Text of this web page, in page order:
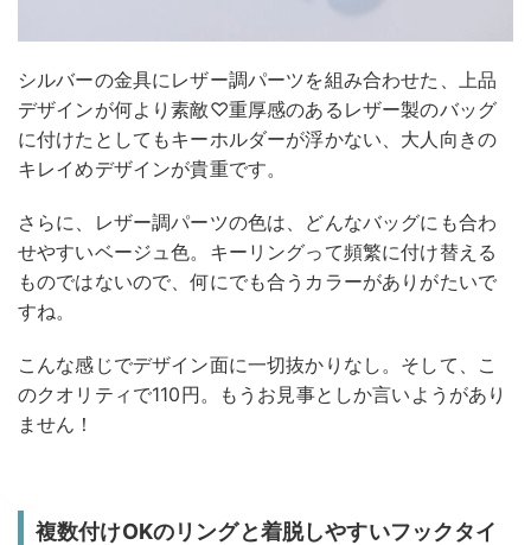
シルバーの金具にレザー調パーツを組み合わせた、上品
デザインが何より素敵♡重厚感のあるレザー製のバッグ
に付けたとしてもキーホルダーが浮かない、大人向きの
キレイめデザインが貴重です。
さらに、レザー調パーツの色は、どんなバッグにも合わ
せやすいベージュ色。キーリングって頻繁に付け替える
ものではないので、何にでも合うカラーがありがたいで
すね。
こんな感じでデザイン面に一切抜かりなし。そして、こ
のクオリティで110円。もうお見事としか言いようがあり
ません！
複数付けOKのリングと着脱しやすいフックタイ